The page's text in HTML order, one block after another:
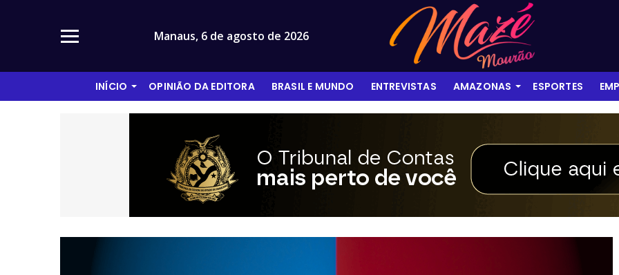
Manaus, 6 de agosto de 2026
INÍCIO OPINIÃO DA EDITORA BRASIL E MUNDO ENTREVISTAS AMAZONAS ESPORTES